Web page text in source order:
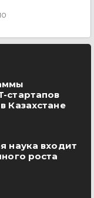
стартапов
Казахстане
наука входит
роста